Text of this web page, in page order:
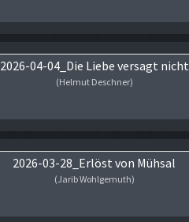
2026-04-04_Die Liebe versagt nicht
(Helmut Deschner)
2026-03-28_Erlöst von Mühsal
(Jarib Wohlgemuth)